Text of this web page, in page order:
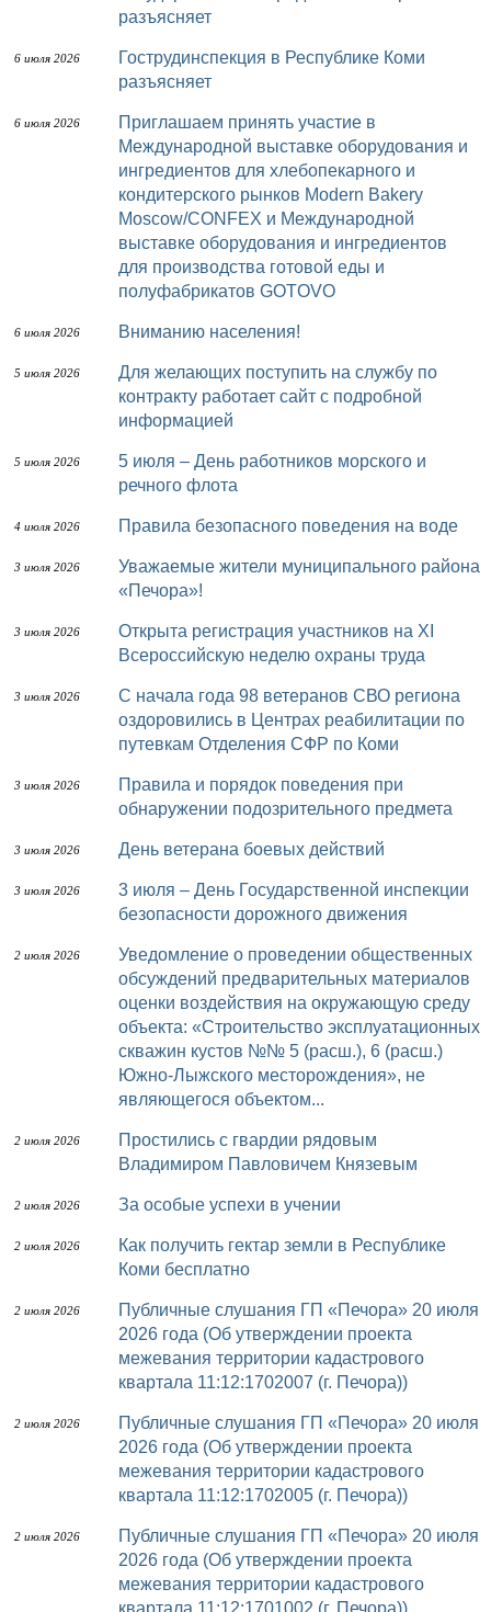
разъясняет
6 июля 2026
Гострудинспекция в Республике Коми
разъясняет
6 июля 2026
Приглашаем принять участие в
Международной выставке оборудования и
ингредиентов для хлебопекарного и
кондитерского рынков Modern Bakery
Moscow/CONFEX и Международной
выставке оборудования и ингредиентов
для производства готовой еды и
полуфабрикатов GOTOVO
6 июля 2026 Вниманию населения!
5 июля 2026
Для желающих поступить на службу по
контракту работает сайт с подробной
информацией
5 июля 2026
5 июля – День работников морского и
речного флота
4 июля 2026 Правила безопасного поведения на воде
3 июля 2026
Уважаемые жители муниципального района
«Печора»!
3 июля 2026
Открыта регистрация участников на XI
Всероссийскую неделю охраны труда
3 июля 2026
С начала года 98 ветеранов СВО региона
оздоровились в Центрах реабилитации по
путевкам Отделения СФР по Коми
3 июля 2026
Правила и порядок поведения при
обнаружении подозрительного предмета
3 июля 2026 День ветерана боевых действий
3 июля 2026
3 июля – День Государственной инспекции
безопасности дорожного движения
2 июля 2026
Уведомление о проведении общественных
обсуждений предварительных материалов
оценки воздействия на окружающую среду
объекта: «Строительство эксплуатационных
скважин кустов №№ 5 (расш.), 6 (расш.)
Южно-Лыжского месторождения», не
являющегося объектом...
2 июля 2026
Простились с гвардии рядовым
Владимиром Павловичем Князевым
2 июля 2026 За особые успехи в учении
2 июля 2026
Как получить гектар земли в Республике
Коми бесплатно
2 июля 2026
Публичные слушания ГП «Печора» 20 июля
2026 года (Об утверждении проекта
межевания территории кадастрового
квартала 11:12:1702007 (г. Печора))
2 июля 2026
Публичные слушания ГП «Печора» 20 июля
2026 года (Об утверждении проекта
межевания территории кадастрового
квартала 11:12:1702005 (г. Печора))
2 июля 2026
Публичные слушания ГП «Печора» 20 июля
2026 года (Об утверждении проекта
межевания территории кадастрового
квартала 11:12:1701002 (г. Печора))